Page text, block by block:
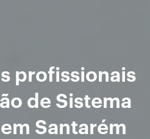
profissionais
de Sistema
Santarém